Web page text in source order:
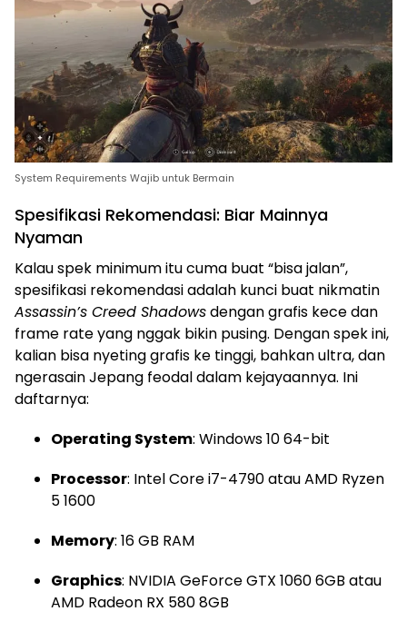
System Requirements Wajib untuk Bermain
Spesifikasi Rekomendasi: Biar Mainnya
Nyaman
Kalau spek minimum itu cuma buat “bisa jalan”,
spesifikasi rekomendasi adalah kunci buat nikmatin
Assassin’s Creed Shadowsdengan grafis kece dan
frame rate yang nggak bikin pusing. Dengan spek ini,
kalian bisa nyeting grafis ke tinggi, bahkan ultra, dan
ngerasain Jepang feodal dalam kejayaannya. Ini
daftarnya:
Operating System: Windows 10 64-bit
Processor: Intel Core i7-4790 atau AMD Ryzen
5 1600
Memory: 16 GB RAM
Graphics: NVIDIA GeForce GTX 1060 6GB atau
AMD Radeon RX 580 8GB